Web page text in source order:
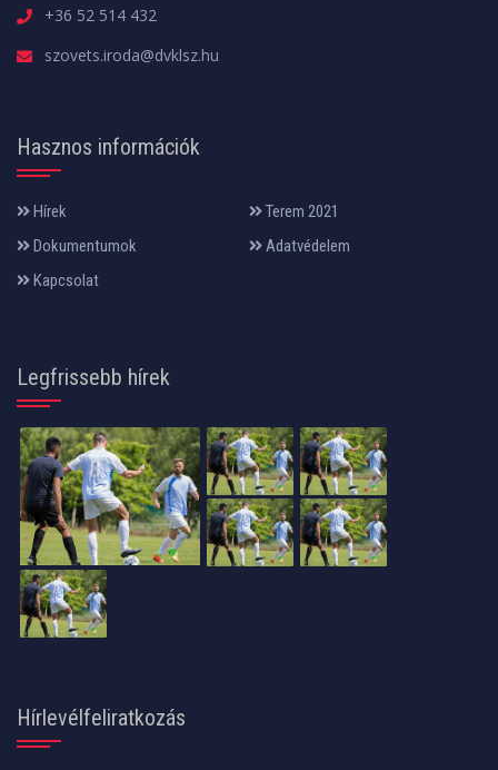
+36 52 514 432
szovets.iroda@dvklsz.hu
Hasznos információk
Hírek
Terem 2021
Dokumentumok
Adatvédelem
Kapcsolat
Legfrissebb hírek
Hírlevélfeliratkozás